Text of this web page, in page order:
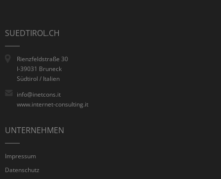
SUEDTIROL.CH
Rienzfeldstraße 30
I-39031 Bruneck
Südtirol / Italien
info@inetcons.it
www.internet-consulting.it
UNTERNEHMEN
Impressum
Datenschutz